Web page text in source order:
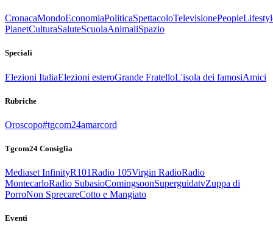
CronacaMondoEconomiaPoliticaSpettacoloTelevisionePeople
PlanetCulturaSaluteScuolaAnimaliSpazio
Speciali
Elezioni ItaliaElezioni esteroGrande FratelloL'isola dei famosiAmici
Rubriche
Oroscopo#tgcom24amarcord
Tgcom24 Consiglia
Mediaset InfinityR101Radio 105Virgin RadioRadio
MontecarloRadio SubasioComingsoonSuperguidatvZuppa di
PorroNon SprecareCotto e Mangiato
Eventi